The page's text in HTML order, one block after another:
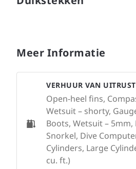
Meer Informatie
VERHUUR VAN
Open-heel fins,
Wetsuit – shorty,
Boots, Wetsuit – 5mm,
Snorkel, Dive
Cylinders, Large
cu. ft.)